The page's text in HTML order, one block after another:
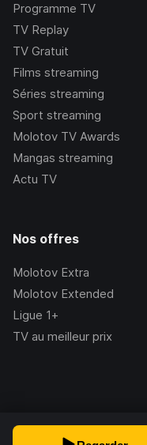
Programme TV
TV Replay
TV Gratuit
Films streaming
Séries streaming
Sport streaming
Molotov TV Awards
Mangas streaming
Actu TV
Nos offres
Molotov Extra
Molotov Extended
Ligue 1+
TV au meilleur prix